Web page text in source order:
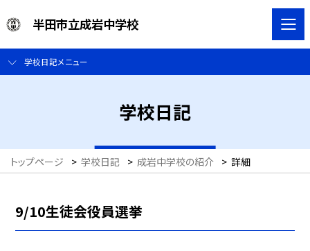
半田市立成岩中学校
学校日記メニュー
学校日記
トップページ > 学校日記 > 成岩中学校の紹介 > 詳細
9/10生徒会役員選挙